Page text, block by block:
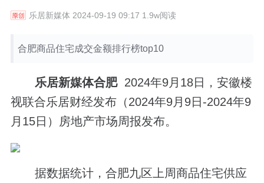
乐居新媒体 2024-09-19 09:17 1.9w阅读
合肥商品住宅成交金额排行榜top10
乐居新媒体合肥2024年9月18日，安徽楼
视联合乐居财经发布（2024年9月9日-2024年9
月15日）房地产市场周报发布。
据数据统计，合肥九区上周商品住宅供应